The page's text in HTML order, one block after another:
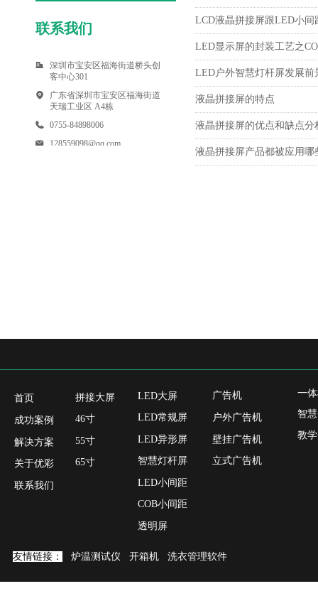
LCD液晶拼接屏跟LED小间
LED显示屏的封装工艺之
LED户外智慧灯杆屏发展
液晶拼接屏的特点
液晶拼接屏的优点和缺点分
液晶拼接屏产品都被应用哪
深圳市宝安区福海街道桥头创
客中心301
广东省深圳市宝安区福海街道
天瑞工业区 A4栋
0755-84898006
128559098@qq.com
联系我们
首页
成功案例
解决方案
关于优彩
联系我们
拼接大屏
46寸
55寸
65寸
LED大屏
LED常规屏
LED异形屏
智慧灯杆屏
LED小间距
COB小间距
透明屏
广告机
户外广告机
壁挂广告机
立式广告机
一
智
教
友情链接： 炉温测试仪 开箱机 洗衣管理软件